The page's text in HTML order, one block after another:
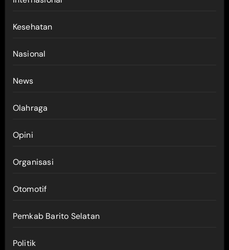
Kesehatan
Nasional
News
Olahraga
Opini
Organisasi
Otomotif
Pemkab Barito Selatan
Politik